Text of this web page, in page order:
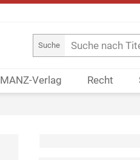
Suche
MANZ-Verlag Recht